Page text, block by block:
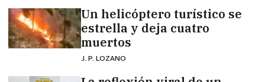
Un helicóptero turístico se
estrella y deja cuatro
muertos
J. P. LOZANO